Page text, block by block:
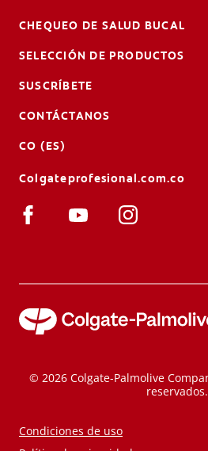
CHEQUEO DE SALUD BUCAL
SELECCIÓN DE PRODUCTOS
SUSCRÍBETE
CONTÁCTANOS
CO (ES)
Colgateprofesional.com.co
© 2026 Colgate-Palmolive
reservados.
Condiciones de uso